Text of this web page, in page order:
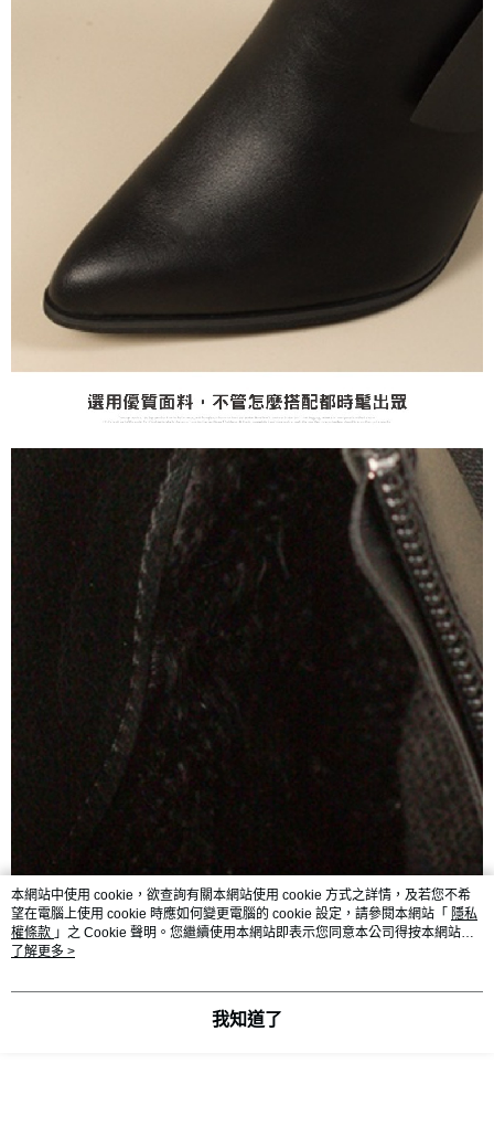
本網站中使用 cookie，欲查詢有關本網站使用 cookie 方式之詳情，及若您不希
望在電腦上使用 cookie 時應如何變更電腦的 cookie 設定，請參閱本網站「 隱私
權條款 」之 Cookie 聲明。您繼續使用本網站即表示您同意本公司得按本網站使
用條款之 Cookie 聲明使用 cookie。
了解更多 >
我知道了